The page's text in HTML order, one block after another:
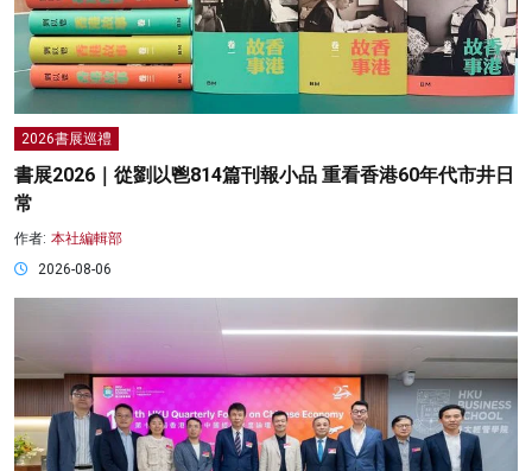
2026書展巡禮
書展2026｜從劉以鬯814篇刊報小品 重看香港60年代市井日
常
作者: 本社編輯部
2026-08-06